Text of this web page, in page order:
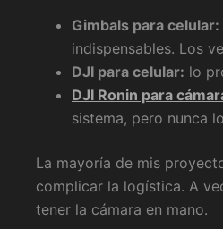
Gimbals para celular:
indispensables. Los
DJI para celular: lo
DJI Ronin para
sistema, pero nunca
La mayoría de mis
complicar la logística. A
tener la cámara en mano.